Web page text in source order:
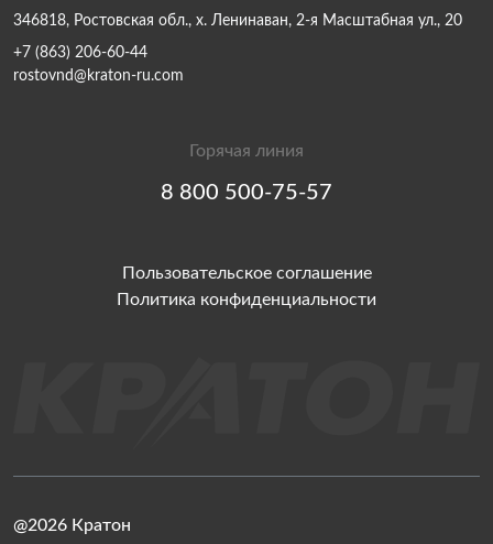
346818, Ростовская обл., х. Ленинаван, 2-я Масштабная ул., 20
+7 (863) 206-60-44
rostovnd@kraton-ru.com
Горячая линия
8 800 500-75-57
Пользовательское соглашение
Политика конфиденциальности
@2026 Кратон